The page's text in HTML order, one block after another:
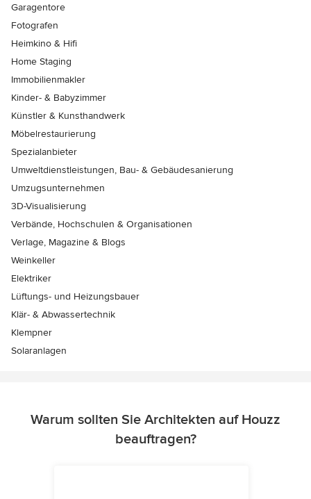
Garagentore
Fotografen
Heimkino & Hifi
Home Staging
Immobilienmakler
Kinder- & Babyzimmer
Künstler & Kunsthandwerk
Möbelrestaurierung
Spezialanbieter
Umweltdienstleistungen, Bau- & Gebäudesanierung
Umzugsunternehmen
3D-Visualisierung
Verbände, Hochschulen & Organisationen
Verlage, Magazine & Blogs
Weinkeller
Elektriker
Lüftungs- und Heizungsbauer
Klär- & Abwassertechnik
Klempner
Solaranlagen
Warum sollten Sie Architekten auf Houzz
beauftragen?